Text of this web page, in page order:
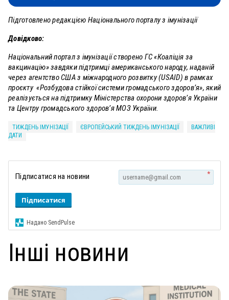
Підготовлено редакцією Національного порталу з імунізації
Довідково:
Національний портал з імунізації створено ГС «Коаліція за
вакцинацію» завдяки підтримці американського народу, наданій
через агентство США з міжнародного розвитку (USAID) в рамках
проєкту «Розбудова стійкої системи громадського здоров’я», який
реалізується на підтримку Міністерства охорони здоров’я України
та Центру громадського здоров’я МОЗ України.
ТИЖДЕНЬ ІМУНІЗАЦІЇ ЄВРОПЕЙСЬКИЙ ТИЖДЕНЬ ІМУНІЗАЦІЇ
ВАЖЛИВІ
ДАТИ
Підписатися на новини *
Підписатися
Надано SendPulse
Інші новини